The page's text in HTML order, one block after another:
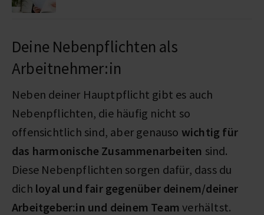
Deine Nebenpflichten als
Arbeitnehmer:in
Neben deiner Hauptpflicht gibt es auch
Nebenpflichten, die häufig nicht so
offensichtlich sind, aber genauso wichtig für
das harmonische Zusammenarbeiten sind.
Diese Nebenpflichten sorgen dafür, dass du
dich loyal und fair gegenüber deinem/deiner
Arbeitgeber:in und deinem Team verhältst.